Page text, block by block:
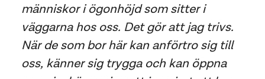
människor i ögonhöjd som sitter i
väggarna hos oss. Det gör att jag trivs.
När de som bor här kan anförtro sig till
oss, känner sig trygga och kan öppna